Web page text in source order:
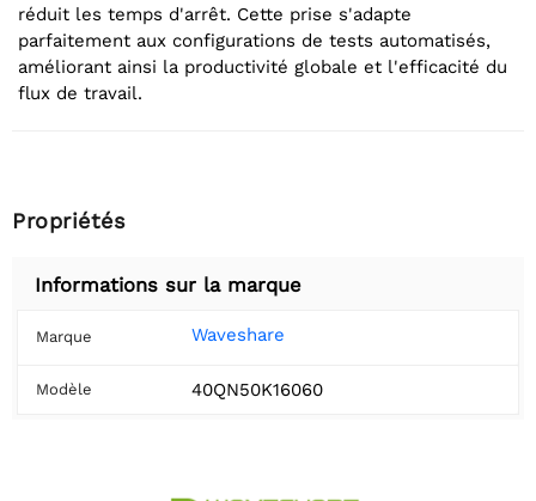
réduit les temps d'arrêt. Cette prise s'adapte
parfaitement aux configurations de tests automatisés,
améliorant ainsi la productivité globale et l'efficacité du
flux de travail.
Propriétés
Informations sur la marque
Marque Waveshare
Modèle 40QN50K16060